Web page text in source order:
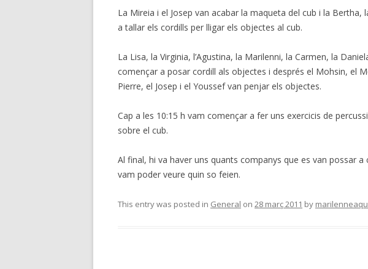
La Mireia i el Josep van acabar la maqueta del cub i la Bertha,
a tallar els cordills per lligar els objectes al cub.
La Lisa, la Virginia, l’Agustina, la Marilenni, la Carmen, la
començar a posar cordill als objectes i després el Mohsin, el
Pierre, el Josep i el Youssef van penjar els objectes.
Cap a les 10:15 h vam començar a fer uns exercicis de
sobre el cub.
Al final, hi va haver uns quants companys que es van possar a
vam poder veure quin so feien.
This entry was posted in General on 28 març 2011 by